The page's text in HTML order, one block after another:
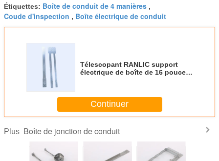
Étiquettes: Boîte de conduit de 4 manières ,
Coude d'inspection , Boîte électrique de conduit
Télescopant RANLIC support
électrique de boîte de 16 pouces
Continuer
Plus Boîte de jonction de conduit